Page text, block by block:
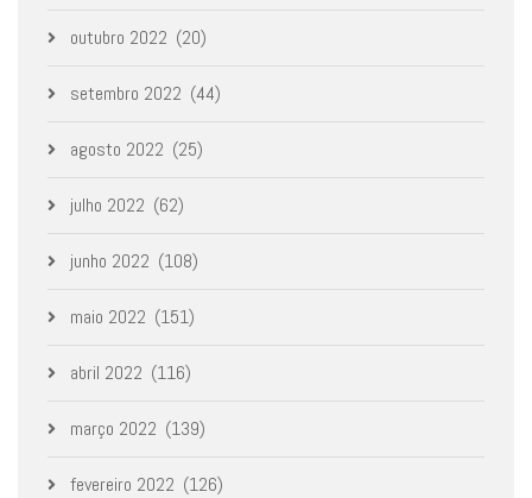
outubro 2022 (20)
setembro 2022 (44)
agosto 2022 (25)
julho 2022 (62)
junho 2022 (108)
maio 2022 (151)
abril 2022 (116)
março 2022 (139)
fevereiro 2022 (126)